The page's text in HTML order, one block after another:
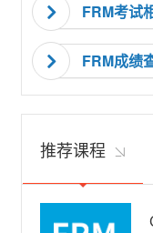
FRM考试
FRM成绩
推荐课程